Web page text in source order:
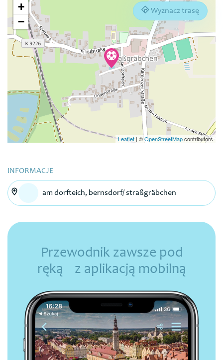
Wyznacz trasę
+
−
Leaflet | ©OpenStreetMapcontributors
INFORMACJE
am dorfteich, bernsdorf/ straßgräbchen
Przewodnik zawsze pod
ręką z aplikacją mobilną